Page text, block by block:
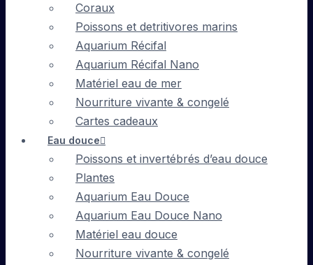
Coraux
Poissons et detritivores marins
Aquarium Récifal
Aquarium Récifal Nano
Matériel eau de mer
Nourriture vivante & congelé
Cartes cadeaux
Eau douce
Poissons et invertébrés d’eau douce
Plantes
Aquarium Eau Douce
Aquarium Eau Douce Nano
Matériel eau douce
Nourriture vivante & congelé